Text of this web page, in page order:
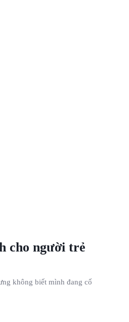
cho người trẻ
không biết mình đang cố